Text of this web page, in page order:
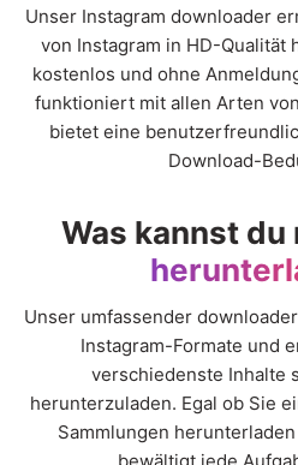
Unser Instagram downloader
von Instagram in HD-Qualität
kostenlos und ohne
funktioniert mit allen Arten
bietet eine
Download-
Was kannst du
Unser umfassender
Instagram-Formate und
verschiedenste Inhalte
herunterzuladen. Egal ob Sie
Sammlungen